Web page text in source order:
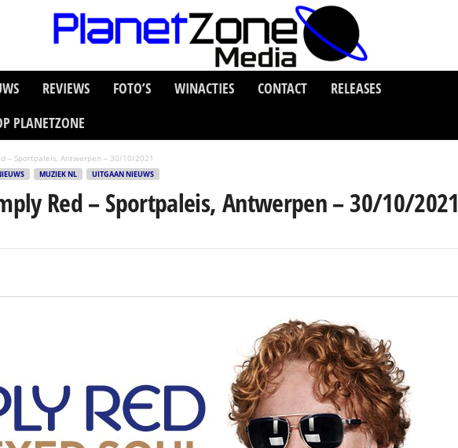
REVIEWS FOTO’S WINACTIES CONTACT
RELEASES
PLANETZONE
– Sportpaleis, Antwerpen – 30/10/2021
MUZIEK NL UITGAAN NIEUWS
Red – Sportpaleis, Antwerpen – 30/10/2021